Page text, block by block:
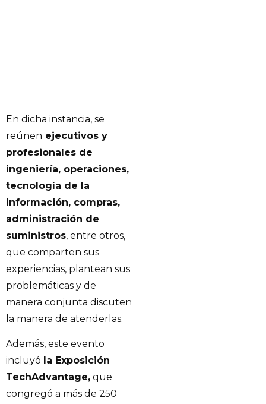
En dicha instancia, se
reúnen ejecutivos y
profesionales de
ingeniería, operaciones,
tecnología de la
información, compras,
administración de
suministros, entre otros,
que comparten sus
experiencias, plantean sus
problemáticas y de
manera conjunta discuten
la manera de atenderlas.
Además, este evento
incluyó la Exposición
TechAdvantage, que
congregó a más de 250